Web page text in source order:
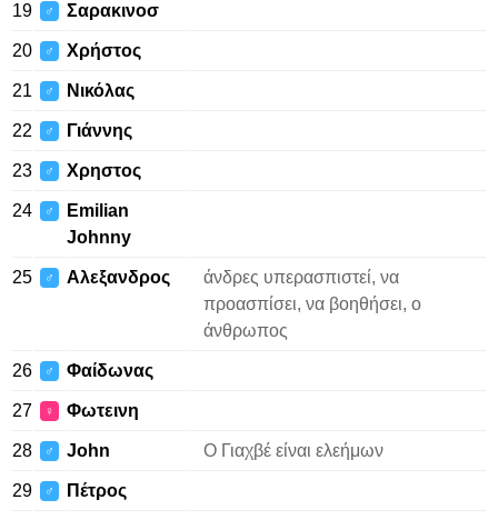
19 ♂ Σαρακινοσ
20 ♂ Χρήστος
21 ♂ Νικόλας
22 ♂ Γιάννης
23 ♂ Χρηστος
24 ♂
Emilian
Johnny
25 ♂ Αλεξανδρος
άνδρες υπερασπιστεί, να
προασπίσει, να βοηθήσει, ο
άνθρωπος
26 ♂ Φαίδωνας
27 ♀ Φωτεινη
28 ♂ John Ο Γιαχβέ είναι ελεήμων
29 ♂ Πέτρος